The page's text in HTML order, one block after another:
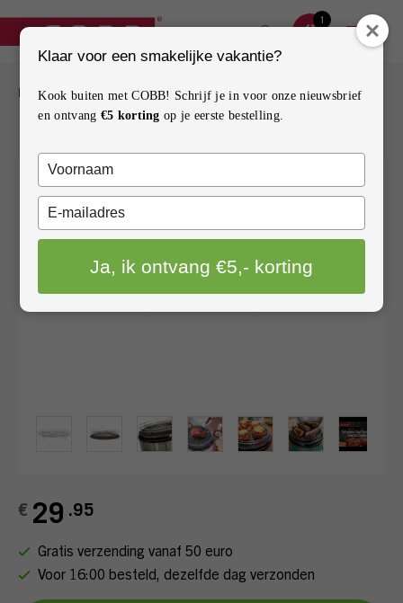
ONDERDELEN
INSPIRATIE
CONTACT
1
BARBECUES
COBB ROOSTER
€ 29 .95
Gratis verzending vanaf 50 euro
Voor 16:00 besteld, dezelfde dag verzonden
Klaar voor een smakelijke vakantie?
Kook buiten met COBB! Schrijf je in voor onze nieuwsbrief
en ontvang €5 korting op je eerste bestelling.
Typ
je
naam
Typ
je
e-
Ja, ik ontvang €5,- korting